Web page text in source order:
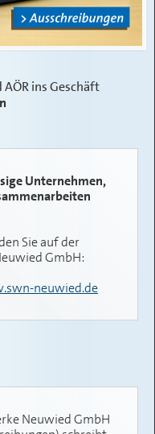
ins Geschäft
Unternehmen,
Sie auf der
GmbH:
neuwied.de
Neuwied GmbH